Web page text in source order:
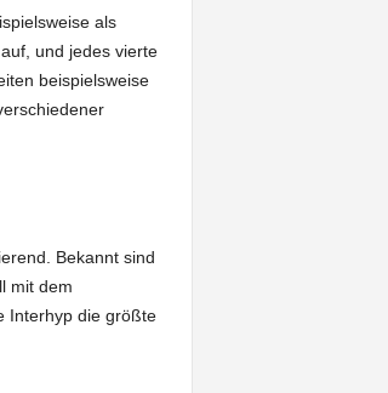
als
und jedes vierte
beispielsweise
Bekannt sind
mit dem
Interhyp die größte